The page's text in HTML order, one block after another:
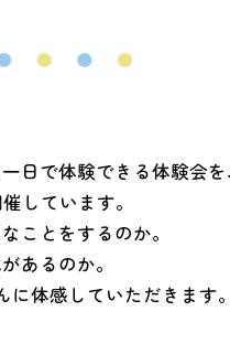
日で体験できる体験会
しています。
ことをするのか。
あるのか。
に体感していただきます